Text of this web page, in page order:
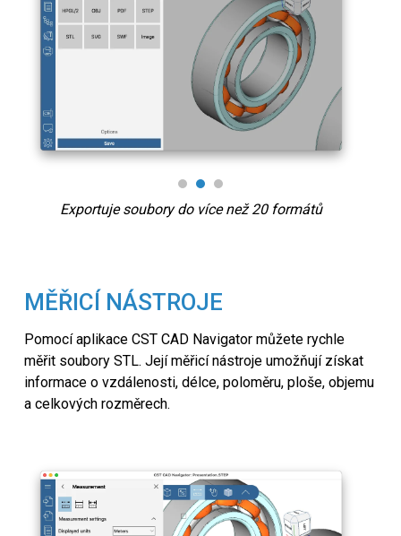
Exportuje soubory do více než 20 formátů
MĚŘICÍ NÁSTROJE
Pomocí aplikace CST CAD Navigator můžete rychle
měřit soubory STL. Její měřicí nástroje umožňují získat
informace o vzdálenosti, délce, poloměru, ploše, objemu
a celkových rozměrech.